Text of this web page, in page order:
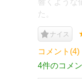
響くような
た。
ナイス
コメント(4)
4件のコメ